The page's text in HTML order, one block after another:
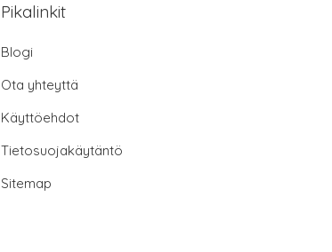
Pikalinkit
Blogi
Ota yhteyttä
Käyttöehdot
Tietosuojakäytäntö
Sitemap